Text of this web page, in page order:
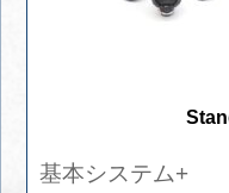
基本システム+